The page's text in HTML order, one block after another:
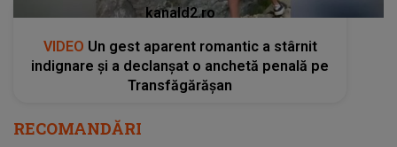
kanald2.ro
VIDEO Un gest aparent romantic a stârnit
indignare și a declanșat o anchetă penală pe
Transfăgărășan
RECOMANDĂRI